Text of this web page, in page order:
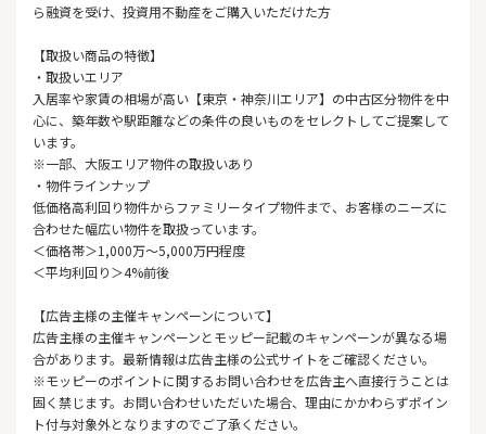
ら融資を受け、投資用不動産をご購入いただけた方
【取扱い商品の特徴】
・取扱いエリア
入居率や家賃の相場が高い【東京・神奈川エリア】の中古区分物件を中
心に、築年数や駅距離などの条件の良いものをセレクトしてご提案して
います。
※一部、大阪エリア物件の取扱いあり
・物件ラインナップ
低価格高利回り物件からファミリータイプ物件まで、お客様のニーズに
合わせた幅広い物件を取扱っています。
＜価格帯＞1,000万～5,000万円程度
＜平均利回り＞4%前後
【広告主様の主催キャンペーンについて】
広告主様の主催キャンペーンとモッピー記載のキャンペーンが異なる場
合があります。最新情報は広告主様の公式サイトをご確認ください。
※モッピーのポイントに関するお問い合わせを広告主へ直接行うことは
固く禁じます。お問い合わせいただいた場合、理由にかかわらずポイン
ト付与対象外となりますのでご了承ください。